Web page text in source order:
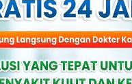
terlambat